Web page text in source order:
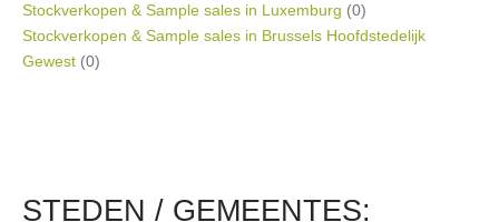
Stockverkopen & Sample sales in Luxemburg (0)
Stockverkopen & Sample sales in Brussels Hoofdstedelijk
Gewest (0)
STEDEN / GEMEENTES: